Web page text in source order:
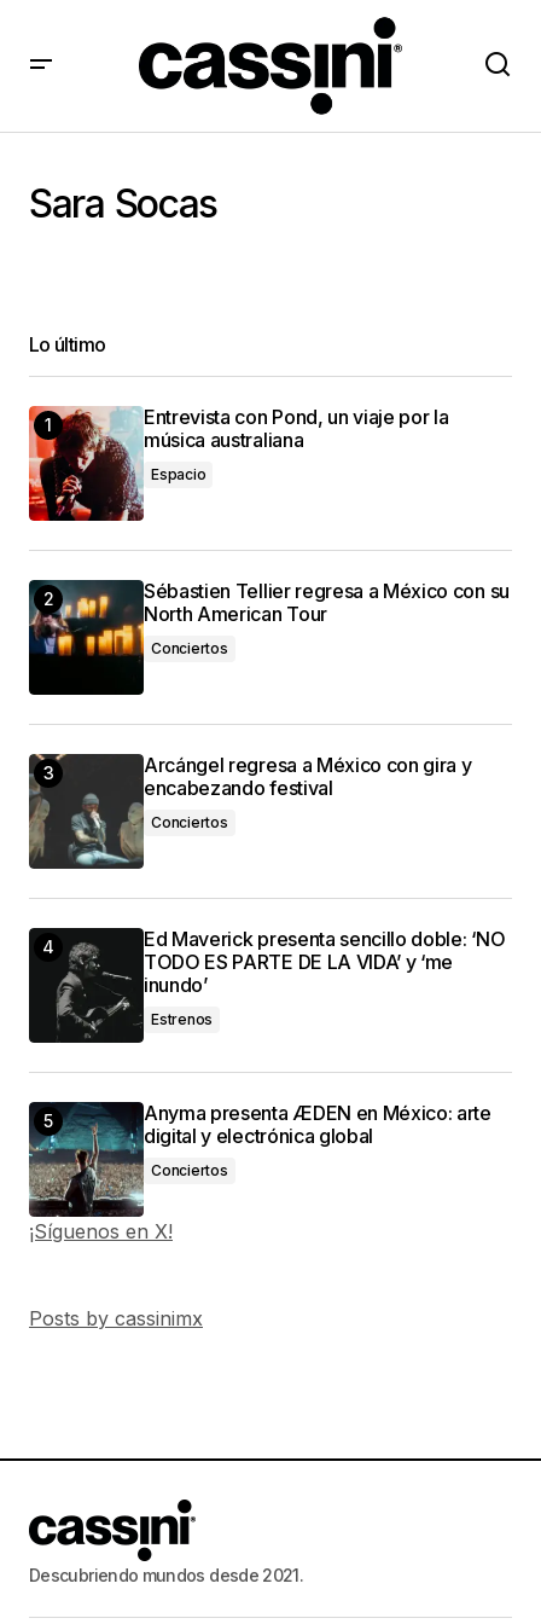
Sara Socas
Lo último
Entrevista con Pond, un viaje por la
música australiana
Espacio
Sébastien Tellier regresa a México con su
North American Tour
Conciertos
Arcángel regresa a México con gira y
encabezando festival
Conciertos
Ed Maverick presenta sencillo doble: ‘NO
TODO ES PARTE DE LA VIDA’ y ‘me
inundo’
Estrenos
Anyma presenta ÆDEN en México: arte
digital y electrónica global
Conciertos
¡Síguenos en X!
Posts by cassinimx
Descubriendo mundos desde 2021.